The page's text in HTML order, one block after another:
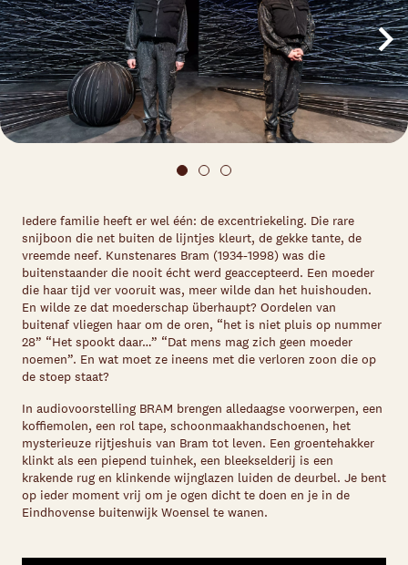
Iedere familie heeft er wel één: de excentriekeling. Die rare
snijboon die net buiten de lijntjes kleurt, de gekke tante, de
vreemde neef. Kunstenares Bram (1934-1998) was die
buitenstaander die nooit écht werd geaccepteerd. Een moeder
die haar tijd ver vooruit was, meer wilde dan het huishouden.
En wilde ze dat moederschap überhaupt? Oordelen van
buitenaf vliegen haar om de oren, “het is niet pluis op nummer
28” “Het spookt daar…” “Dat mens mag zich geen moeder
noemen”. En wat moet ze ineens met die verloren zoon die op
de stoep staat?
In audiovoorstelling BRAM brengen alledaagse voorwerpen, een
koffiemolen, een rol tape, schoonmaakhandschoenen, het
mysterieuze rijtjeshuis van Bram tot leven. Een groentehakker
klinkt als een piepend tuinhek, een bleekselderij is een
krakende rug en klinkende wijnglazen luiden de deurbel. Je bent
op ieder moment vrij om je ogen dicht te doen en je in de
Eindhovense buitenwijk Woensel te wanen.